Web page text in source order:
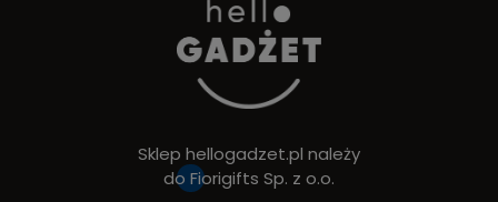
Sklep hellogadzet.pl należy
do Fiorigifts Sp. z o.o.